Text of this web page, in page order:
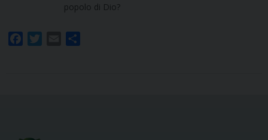
popolo di Dio?